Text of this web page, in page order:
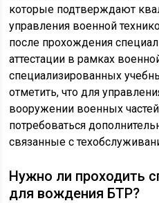
которые подтверждают
управления военной
после прохождения
аттестации в рамках
специализированных
отметить, что для
вооружении военных
потребоваться
связанные с
Нужно ли проходить
для вождения БТР?